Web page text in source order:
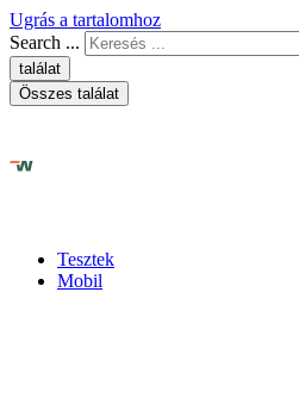
Ugrás a tartalomhoz
Search ...
találat
Összes találat
Tesztek
Mobil